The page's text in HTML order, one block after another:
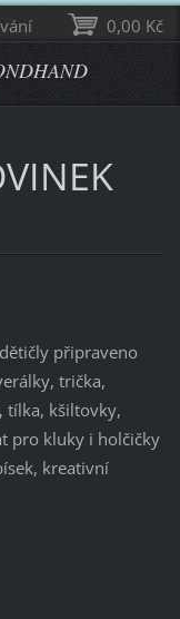
připraveno
trička,
tílka, kšiltovky,
pro kluky i holčičky
kreativní
0,00 Kč